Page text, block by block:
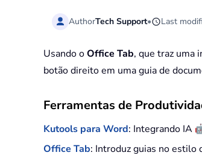
AuthorTech Support• Last
Usando oOffice Tab, que traz uma
botão direito em uma guia de
Ferramentas de
Kutools para Word: Integrando IA
Office Tab: Introduz guias no estilo